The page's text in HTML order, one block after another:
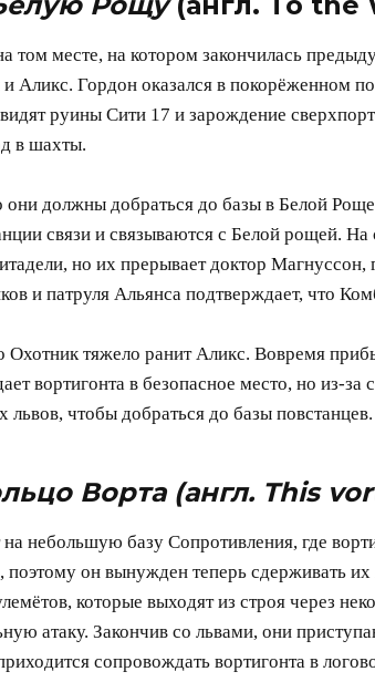
том месте, на котором закончилась
Аликс. Гордон оказался в покорёженном
руины Сити 17 и зарождение
в шахты.
они должны добраться до базы в Белой
связи и связываются с Белой рощей.
но их прерывает доктор
и патруля Альянса подтверждает, что
Охотник тяжело ранит Аликс. Вовремя
вортигонта в безопасное место, но из-
львов, чтобы добраться до базы повстанцев.
Ворта(англ. This
небольшую базу Сопротивления, где
он вынужден теперь сдерживать
которые выходят из строя через
атаку. Закончив со львами, они
сопровождать вортигонта в